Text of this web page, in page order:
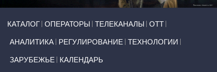
КАТАЛОГ ОПЕРАТОРЫ ТЕЛЕКАНАЛЫ ОТТ
АНАЛИТИКА РЕГУЛИРОВАНИЕ ТЕХНОЛОГИИ
ЗАРУБЕЖЬЕ КАЛЕНДАРЬ